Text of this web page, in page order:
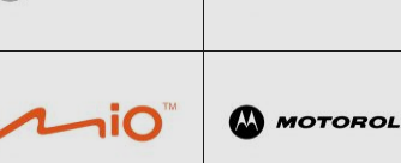
Clic și Vezi Ofertele! Clic și Vezi Ofertele!